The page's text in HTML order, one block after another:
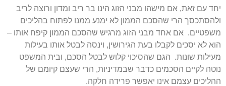
יחד עם זאת, אם מישהו מבני הזוג הינו בר ריב ומדון ורוצה לריב
ולהסתכסך הרי שהסכם הממון לא ימנע ממנו לפתוח בהליכים
משפטיים. אם אחד מבני הזוג מרגיש שהסכם הממון קיפח אותו –
הוא לא יסכים לקבלו בעת הגירושין, וינסה לבטל אותו בעילות
מעילות שונות. הגם שהסיכוי קלוש לבטל הסכם, ובית המשפט
נוטה לקיים הסכמים כדבר שבמדיניות, הרי שעצם קיומם של
ההליכים עצמם אינו יאפשר פרידה חלקה.